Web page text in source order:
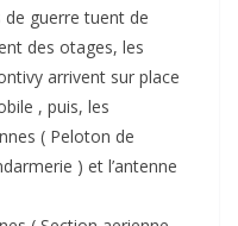
de guerre tuent de
des otages, les
arrivent sur place
, puis, les
( Peloton de
) et l’antenne